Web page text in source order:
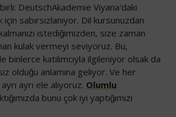
DeutschAkademie Viyana'daki
sabırsızlanıyor. Dil kursunuzdan
istediğimizden, size zaman
kulak vermeyi seviyoruz. Bu,
binlerce katılımcıyla ilgileniyor olsak da
olduğu anlamına geliyor. Ve her
ayrı ele alıyoruz. Olumlu
bunu çok iyi yaptığımızı